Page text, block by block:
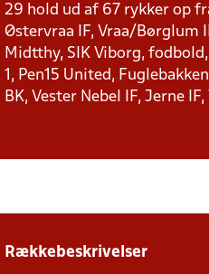
29 hold ud af 67 rykker op
Østervraa IF, Vraa/Børglum
Midtthy, SIK Viborg,
1, Pen15 United,
BK, Vester Nebel IF, Jerne
Rækkebeskrivelser